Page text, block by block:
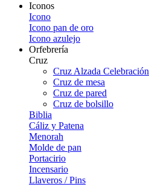
Iconos
Icono
Icono pan de oro
Icono azulejo
Orfebrería
Cruz
Cruz Alzada Celebración
Cruz de mesa
Cruz de pared
Cruz de bolsillo
Biblia
Cáliz y Patena
Menorah
Molde de pan
Portacirio
Incensario
Llaveros / Pins